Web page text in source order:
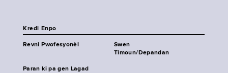
Kredi Enpo
Revni Pwofesyonèl
Swen
Timoun/Depandan
Paran ki pa gen Lagad